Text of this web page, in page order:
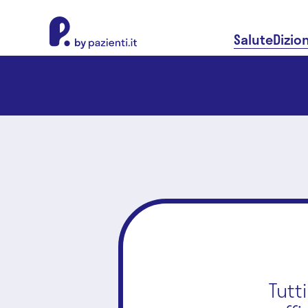
Salute